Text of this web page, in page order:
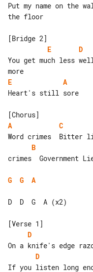
Put my name on the
the floor
E
D
You get much less
E
A
Heart's still sore
A
C
B
crimes  Government
G G A
D  D  G  A (x2)
D
D